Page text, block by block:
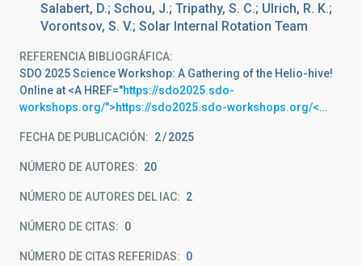
Salabert, D.; Schou, J.; Tripathy, S. C.; Ulrich, R. K.;
Vorontsov, S. V.; Solar Internal Rotation Team
REFERENCIA BIBLIOGRÁFICA
SDO 2025 Science Workshop: A Gathering of the Helio-hive!
Online at <A HREF="https://sdo2025.sdo-
workshops.org/">https://sdo2025.sdo-workshops.org/<…
FECHA DE PUBLICACIÓN: 2 2025
NÚMERO DE AUTORES 20
NÚMERO DE AUTORES DEL IAC 2
NÚMERO DE CITAS 0
NÚMERO DE CITAS REFERIDAS 0